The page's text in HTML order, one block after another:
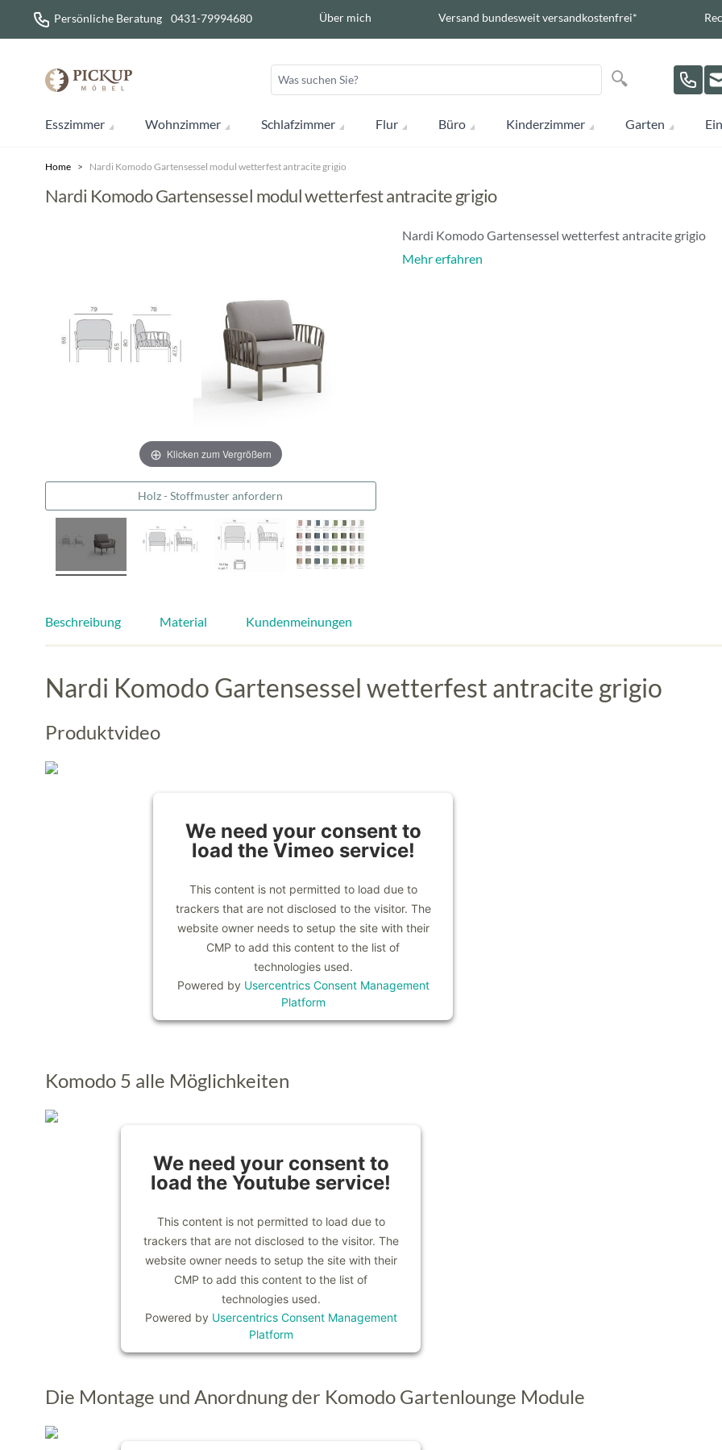
Direkt zum Inhalt
Persönliche Beratung 0431-79994680 Über mich Versand bundesweit versandkostenfrei*
Suche
Suche
Esszimmer Wohnzimmer Schlafzimmer Flur Büro Kinderzimmer Garten
Home > Nardi Komodo Gartensessel modul wetterfest antracite grigio
Nardi Komodo Gartensessel modul wetterfest antracite grigio
Klicken zum Vergrößern
Holz - Stoffmuster anfordern
Nardi Komodo Gartensessel wetterfest antracite grigio
Mehr erfahren
Beschreibung Material Kundenmeinungen
Nardi Komodo Gartensessel wetterfest antracite grigio
Produktvideo
We need your consent to
load the Vimeo service!
This content is not permitted to load due to
trackers that are not disclosed to the visitor. The
website owner needs to setup the site with their
CMP to add this content to the list of
technologies used.
Powered by Usercentrics Consent Management
Platform
Komodo 5 alle Möglichkeiten
We need your consent to
load the Youtube service!
This content is not permitted to load due to
trackers that are not disclosed to the visitor. The
website owner needs to setup the site with their
CMP to add this content to the list of
technologies used.
Powered by Usercentrics Consent Management
Platform
Die Montage und Anordnung der Komodo Gartenlounge Module